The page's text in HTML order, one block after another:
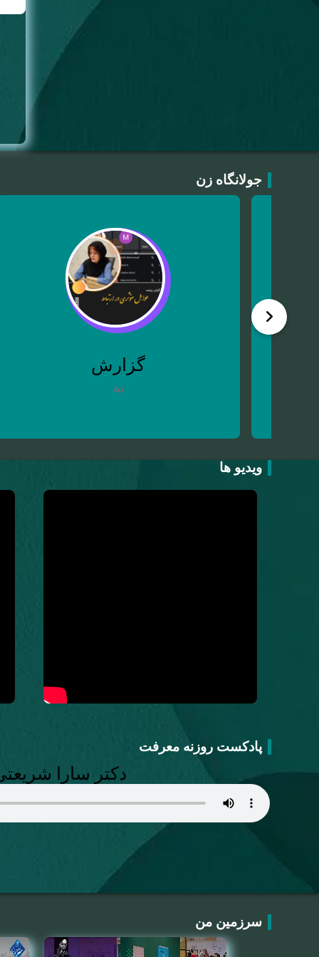
جولانگاه زن
گزارش
به
ویدیو ها
پادکست روزنه معرفت
دکتر سارا
سرزمین من